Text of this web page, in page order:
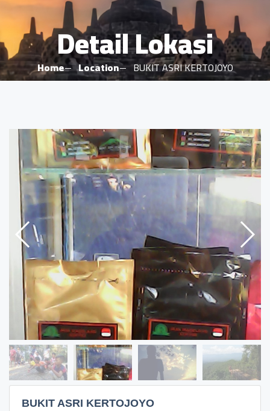
Detail Lokasi
Home Location BUKIT ASRI KERTOJOYO
BUKIT ASRI KERTOJOYO